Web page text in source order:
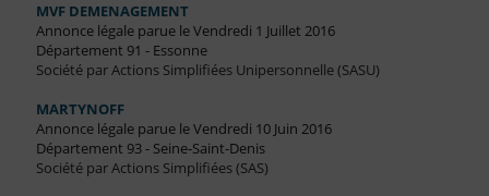
MVF DEMENAGEMENT
Annonce légale parue le Vendredi 1 Juillet 2016
Département 91 - Essonne
Société par Actions Simplifiées Unipersonnelle (SASU)
MARTYNOFF
Annonce légale parue le Vendredi 10 Juin 2016
Département 93 - Seine-Saint-Denis
Société par Actions Simplifiées (SAS)